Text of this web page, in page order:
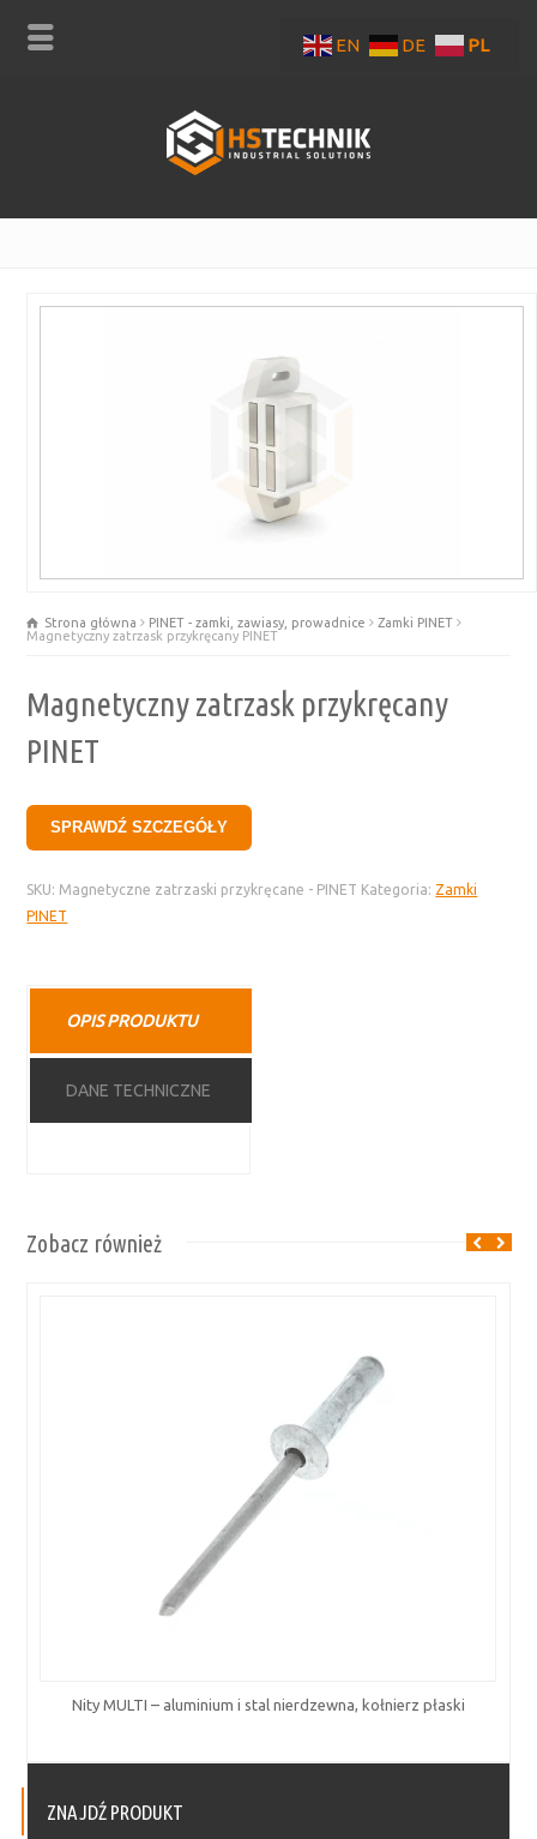
Strona główna PINET - zamki, zawiasy, prowadnice
Zamki PINET
Magnetyczny zatrzask przykręcany PINET
Magnetyczny zatrzask przykręcany
PINET
SPRAWDŹ SZCZEGÓŁY
SKU: Magnetyczne zatrzaski przykręcane - PINET Kategoria: Zamki
PINET
OPIS PRODUKTU
DANE TECHNICZNE
Zobacz również
Nity MULTI – aluminium i stal nierdzewna, kołnierz płaski
ZNAJDŹ PRODUKT
EN DE PL